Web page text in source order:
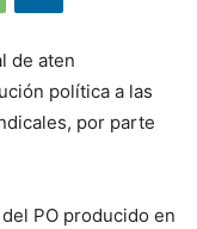
de aten
política a las
por parte
PO producido en